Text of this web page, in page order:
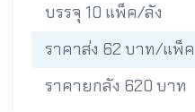
บรรจุ 10 แพ็ค/ลัง
ราคาส่ง 62 บาท/แพ็ค
ราคายกลัง 620 บาท